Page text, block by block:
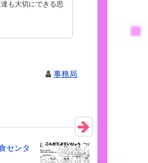
も大切にできる思
事務局
センタ